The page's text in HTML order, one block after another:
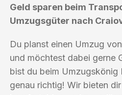
Geld sparen beim
Umzugsgüter nach
Du planst einen Umzug
und möchtest dabei gerne
bist du beim Umzugskönig
genau richtig! Wir bieten